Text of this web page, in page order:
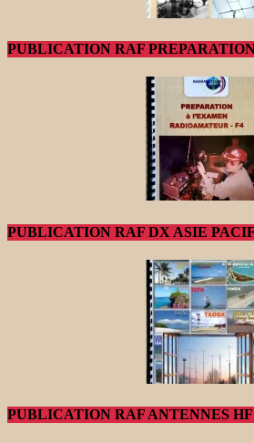
PUBLICATION RAF
PUBLICATION RAF DX ASIE
PUBLICATION RAF ANTENNES HF